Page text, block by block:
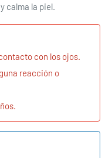
calma la piel.
con los ojos.
reacción o
productos a su